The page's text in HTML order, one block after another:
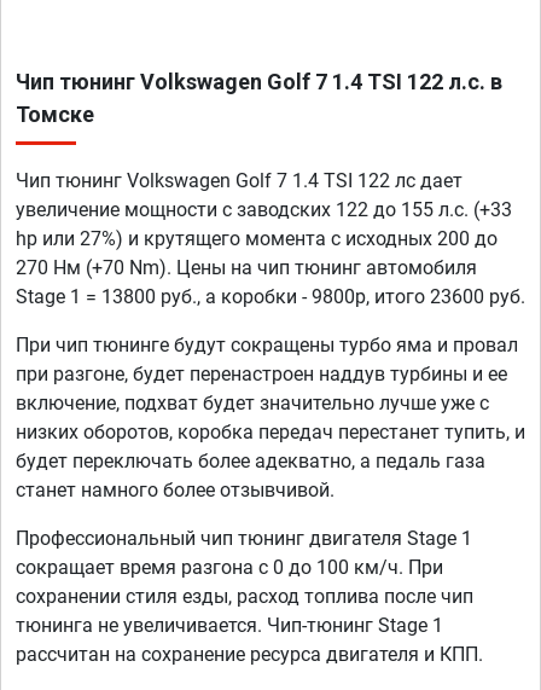
Чип тюнинг Volkswagen Golf 7 1.4 TSI 122 л.с. в
Томске
Чип тюнинг Volkswagen Golf 7 1.4 TSI 122 лс дает
увеличение мощности с заводских 122 до 155 л.с. (+33
hp или 27%) и крутящего момента с исходных 200 до
270 Нм (+70 Nm). Цены на чип тюнинг автомобиля
Stage 1 = 13800 руб., а коробки - 9800р, итого 23600 руб.
При чип тюнинге будут сокращены турбо яма и провал
при разгоне, будет перенастроен наддув турбины и ее
включение, подхват будет значительно лучше уже с
низких оборотов, коробка передач перестанет тупить, и
будет переключать более адекватно, а педаль газа
станет намного более отзывчивой.
Профессиональный чип тюнинг двигателя Stage 1
сокращает время разгона с 0 до 100 км/ч. При
сохранении стиля езды, расход топлива после чип
тюнинга не увеличивается. Чип-тюнинг Stage 1
рассчитан на сохранение ресурса двигателя и КПП.